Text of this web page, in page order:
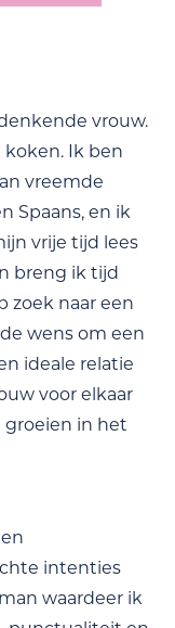
vrouw.
koken. Ik ben
vreemde
Spaans, en ik
vrije tijd lees
breng ik tijd
zoek naar een
wens om een
ideale relatie
voor elkaar
groeien in het
intenties
waardeer ik